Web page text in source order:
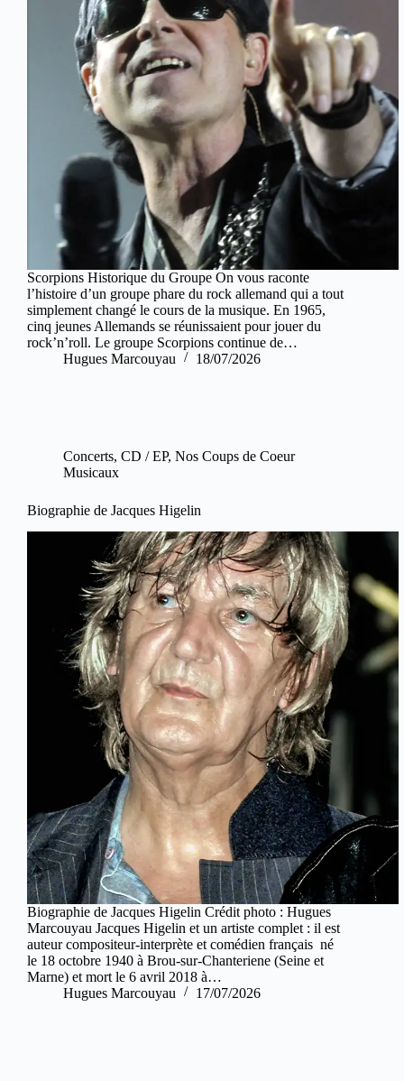
Scorpions Historique du Groupe On vous raconte
l’histoire d’un groupe phare du rock allemand qui a tout
simplement changé le cours de la musique. En 1965,
cinq jeunes Allemands se réunissaient pour jouer du
rock’n’roll. Le groupe Scorpions continue de…
Hugues Marcouyau
18/07/2026
Concerts, CD / EP, Nos Coups de Coeur
Musicaux
Biographie de Jacques Higelin
Biographie de Jacques Higelin Crédit photo : Hugues
Marcouyau Jacques Higelin et un artiste complet : il est
auteur compositeur-interprète et comédien français né
le 18 octobre 1940 à Brou-sur-Chanteriene (Seine et
Marne) et mort le 6 avril 2018 à…
Hugues Marcouyau
17/07/2026